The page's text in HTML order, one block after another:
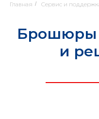
центр
Главная / Сервис и
Брошюры
и